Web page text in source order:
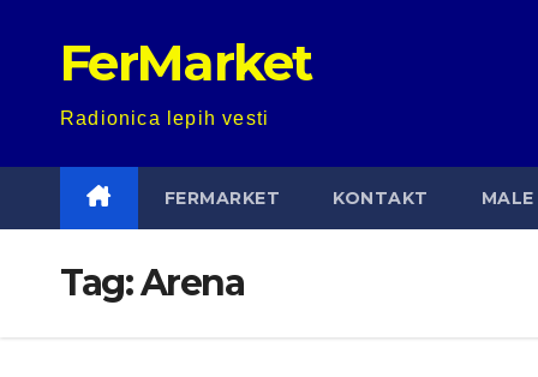
FerMarket
Radionica lepih vesti
FERMARKET KONTAKT MALE
Tag:Arena